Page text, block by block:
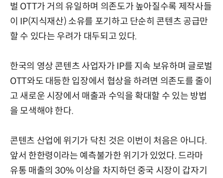
벌 OTT가 거의 유일하며 의존도가 높아질수록 제작사들
이 IP(지식재산) 소유를 포기하고 단순히 콘텐츠 공급만
할 수 있다는 우려가 대두되고 있다.
한국의 영상 콘텐츠 사업자가 IP를 지속 보유하며 글로벌
OTT와도 대등한 입장에서 협상을 하려면 의존도를 줄이
고 새로운 시장에서 매출과 수익을 확대할 수 있는 방법
을 모색해야 한다.
콘텐츠 산업에 위기가 닥친 것은 이번이 처음은 아니다.
앞서 한한령이라는 예측불가한 위기가 있었다. 드라마
유통 매출의 30% 이상을 차지하던 중국 시장이 갑자기